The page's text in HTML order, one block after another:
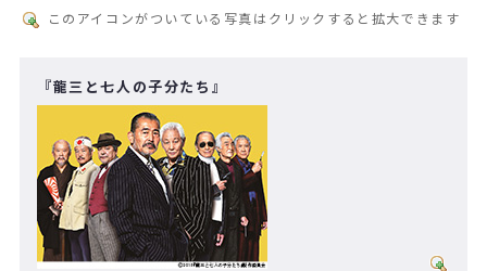
このアイコンがついている写真はクリックすると拡大できます
『龍三と七人の子分たち』